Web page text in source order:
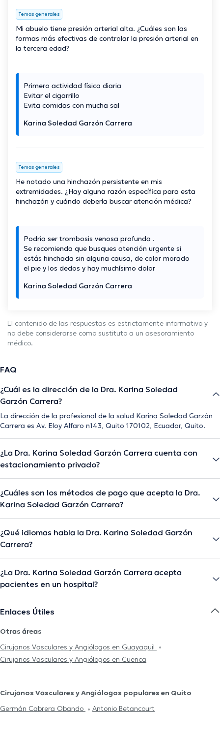
Temas generales
Mi abuelo tiene presión arterial alta. ¿Cuáles son las
formas más efectivas de controlar la presión arterial en
la tercera edad?
Primero actividad física diaria
Evitar el cigarrillo
Evita comidas con mucha sal
Karina Soledad Garzón Carrera
Temas generales
He notado una hinchazón persistente en mis
extremidades. ¿Hay alguna razón específica para esta
hinchazón y cuándo debería buscar atención médica?
Podría ser trombosis venosa profunda .
Se recomienda que busques atención urgente si
estás hinchada sin alguna causa, de color morado
el pie y los dedos y hay muchísimo dolor
Karina Soledad Garzón Carrera
El contenido de las respuestas es estrictamente informativo y
no debe considerarse como sustituto a un asesoramiento
médico.
FAQ
¿Cuál es la dirección de la Dra. Karina Soledad
Garzón Carrera?
La dirección de la profesional de la salud Karina Soledad Garzón
Carrera es Av. Eloy Alfaro n143, Quito 170102, Ecuador, Quito.
¿La Dra. Karina Soledad Garzón Carrera cuenta con
estacionamiento privado?
¿Cuáles son los métodos de pago que acepta la Dra.
Karina Soledad Garzón Carrera?
¿Qué idiomas habla la Dra. Karina Soledad Garzón
Carrera?
¿La Dra. Karina Soledad Garzón Carrera acepta
pacientes en un hospital?
Enlaces Útiles
Otras áreas
Cirujanos Vasculares y Angiólogos en Guayaquil
Cirujanos Vasculares y Angiólogos en Cuenca
Cirujanos Vasculares y Angiólogos populares en Quito
Germán Cabrera Obando
Antonio Betancourt